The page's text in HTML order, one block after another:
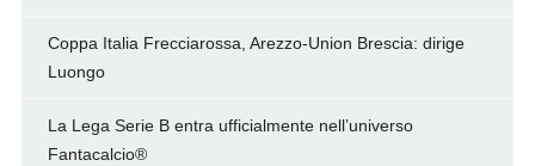
Coppa Italia Frecciarossa, Arezzo-Union Brescia: dirige
Luongo
La Lega Serie B entra ufficialmente nell’universo
Fantacalcio®